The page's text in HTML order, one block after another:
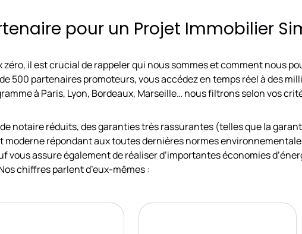
pour un Projet Immobilier
il est crucial de rappeler qui nous sommes et comment nous
500 partenaires promoteurs, vous accédez en temps réel à des
à Paris, Lyon, Bordeaux, Marseille… nous filtrons selon vos
notaire réduits, des garanties très rassurantes (telles que la
répondant aux toutes dernières normes
vous assure également de réaliser d’importantes économies
chiffres parlent d’eux-mêmes :